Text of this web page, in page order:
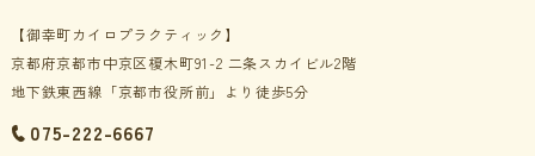
【御幸町カイロプラクティック】
京都府京都市中京区榎木町91-2 二条スカイビル2階
地下鉄東西線「京都市役所前」より徒歩5分
075-222-6667